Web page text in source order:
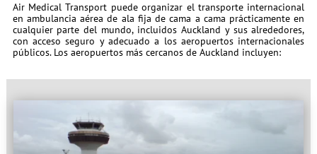
Air Medical Transport puede organizar el transporte internacional
en ambulancia aérea de ala fija de cama a cama prácticamente en
cualquier parte del mundo, incluidos Auckland y sus alrededores,
con acceso seguro y adecuado a los aeropuertos internacionales
públicos. Los aeropuertos más cercanos de Auckland incluyen: